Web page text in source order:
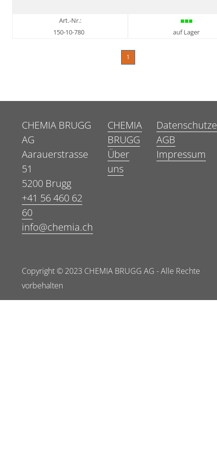
Art.-Nr.:
150-10-780
auf Lager
1
CHEMIA BRUGG
AG
Aarauerstrasse
51
5200 Brugg
+41 56 460 62
60
info@chemia.ch
CHEMIA
BRUGG
Über
uns
AGB
Impressum
Copyright © 2023 CHEMIA BRUGG AG - Alle Rechte
vorbehalten